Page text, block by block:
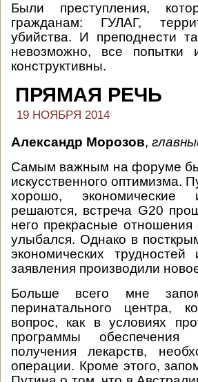
Были преступления,
гражданам: ГУЛАГ,
убийства. И преподнести
невозможно, все
конструктивны.
ПРЯМАЯ РЕЧЬ
19 НОЯБРЯ 2014
Александр Морозов,
Самым важным на форуме
искусственного оптимизма.
хорошо, экономические
решаются, встреча G20
него прекрасные
улыбался. Однако в
экономических
заявления производили
Больше всего мне
перинатального центра,
вопрос, как в условиях
программы
получения лекарств,
операции. Кроме этого,